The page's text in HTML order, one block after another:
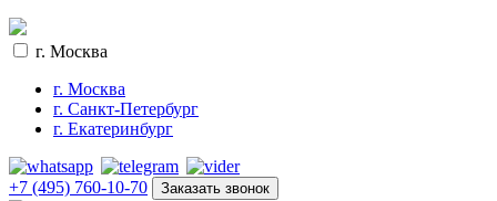
г. Москва
г. Москва
г. Санкт-Петербург
г. Екатеринбург
+7 (495) 760-10-70 Заказать звонок